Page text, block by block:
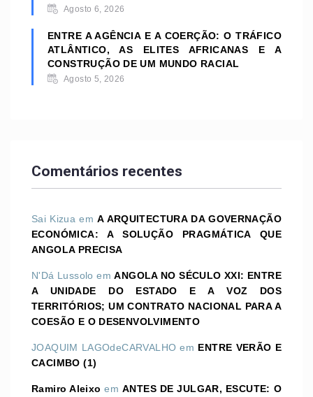
Agosto 6, 2026
ENTRE A AGÊNCIA E A COERÇÃO: O TRÁFICO
ATLÂNTICO, AS ELITES AFRICANAS E A
CONSTRUÇÃO DE UM MUNDO RACIAL
Agosto 5, 2026
Comentários recentes
Sai Kizua emA ARQUITECTURA DA GOVERNAÇÃO
ECONÓMICA: A SOLUÇÃO PRAGMÁTICA QUE
ANGOLA PRECISA
N'Dá Lussolo emANGOLA NO SÉCULO XXI: ENTRE
A UNIDADE DO ESTADO E A VOZ DOS
TERRITÓRIOS; UM CONTRATO NACIONAL PARA A
COESÃO E O DESENVOLVIMENTO
JOAQUIM LAGOdeCARVALHO em ENTRE VERÃO E
CACIMBO (1)
Ramiro Aleixo emANTES DE JULGAR, ESCUTE: O